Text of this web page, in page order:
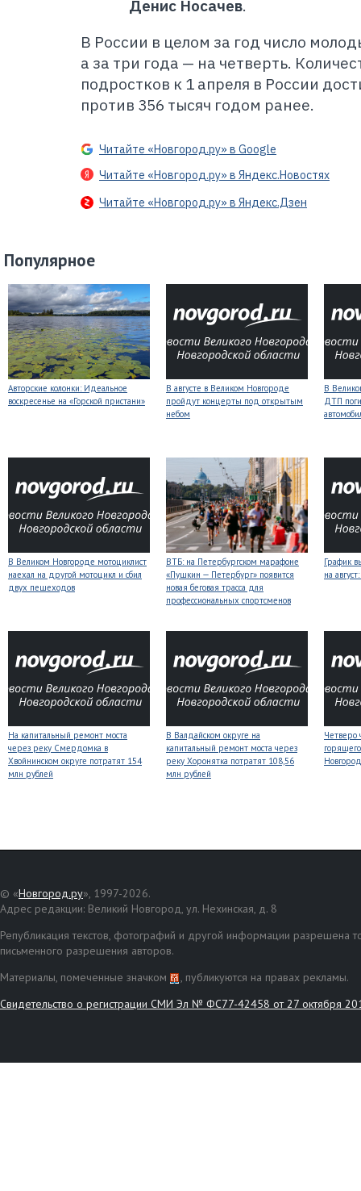
Денис Носачев.
В России в целом за год число
а за три года — на четверть.
подростков к 1 апреля в России
против 356 тысяч годом ранее.
Читайте «Новгород.ру» в Google
Читайте «Новгород.ру» в Яндекс.Новостях
Читайте «Новгород.ру» в Яндекс.Дзен
Популярное
Авторские колонки: Идеальное
воскресенье на «Горской пристани»
В августе в Великом Новгороде
пройдут концерты под открытым
небом
В
ДТП
В Великом Новгороде мотоциклист
наехал на другой мотоцикл и сбил
двух пешеходов
ВТБ: на Петербургском марафоне
«Пушкин — Петербург» появится
новая беговая трасса для
профессиональных спортсменов
График
на
На капитальный ремонт моста
через реку Смердомка в
Хвойнинском округе потратят 154
млн рублей
В Валдайском округе на
капитальный ремонт моста через
реку Хоронятка потратят 108,56
млн рублей
Четверо
© «Новгород.ру», 1997-2026.
Адрес редакции: Великий Новгород, ул. Нехинская, д. 8
Републикация текстов, фотографий и другой информации разрешена
письменного разрешения авторов.
Материалы, помеченные значком
, публикуются на правах рекламы.
Свидетельство о регистрации СМИ Эл № ФС77-42458 от 27 октября